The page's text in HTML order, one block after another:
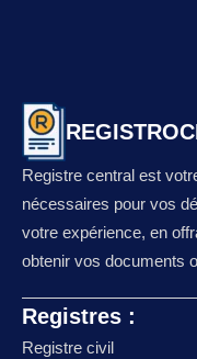
Registre central est
nécessaires pour vos
votre expérience, en
obtenir vos documents
Registres :
Registre civil